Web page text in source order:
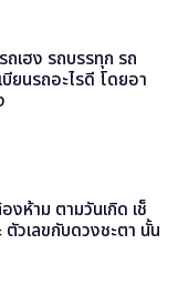
ถเฮง รถบรรทุก รถ
บียนรถอะไรดี โดยอา
งห้าม ตามวันเกิด เช็
ตัวเลขกับดวงชะตา นั้น